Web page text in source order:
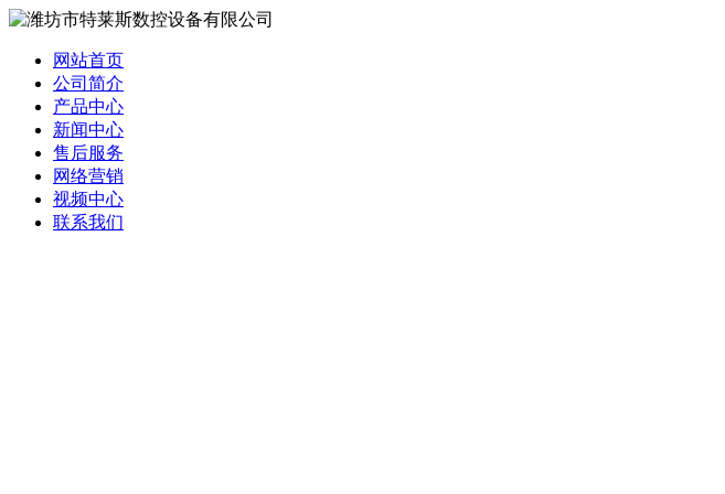
网站首页
公司简介
产品中心
新闻中心
售后服务
网络营销
视频中心
联系我们